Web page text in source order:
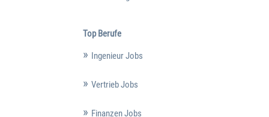
Top Berufe
Ingenieur Jobs
Vertrieb Jobs
Finanzen Jobs